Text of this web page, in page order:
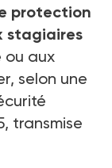
protection
stagiaires
ou aux
selon une
transmise